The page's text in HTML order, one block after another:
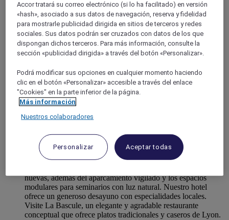
LYON VILLEURBANNE, Francia
Mercure Lyon Centre Charpennes Parc de la
El hotel Mercure Lyon Centre Charpennes Parc de la Tête
d'Or está cerca de las atracciones y el transporte público de
nuevas, además del aparcamiento vigilado y los espacios
modulares para seminarios con luz natural. Nuestro hotel
ofrece un generoso desayuno con especialidades locales.
Visite La Bascule, un elegante y agradable restaurante
conceptual que ofrece platos tradicionales y caseros de Lyon.
Accor tratará su correo electrónico (si lo ha facilitado) en versión
«hash», asociado a sus datos de navegación, reserva y fidelidad
para mostrarle publicidad dirigida en sitios de terceros y redes
sociales. Sus datos podrán ser cruzados con datos de los que
dispongan dichos terceros. Para más información, consulte la
sección «publicidad dirigida» a través del botón «Personalizar».
Podrá modificar sus opciones en cualquier momento haciendo
clic en el botón «Personalizar» accesible a través del enlace
"Cookies" en la parte inferior de la página.
Más información
Nuestros colaboradores
Personalizar Aceptar todas